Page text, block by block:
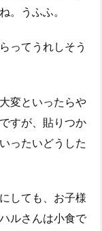
。うふふ。
ってうれしそう
変といったらや
すが、貼りつか
ったいどうした
しても、お子様
ルさんは小食で